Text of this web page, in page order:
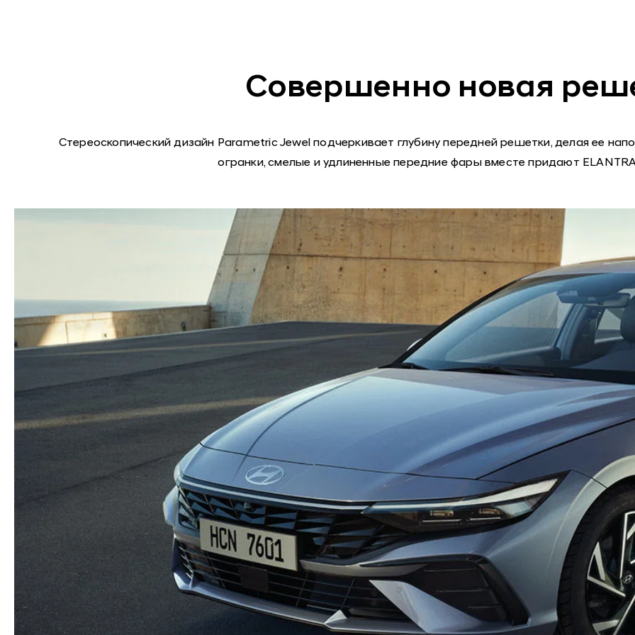
Совершенно новая
Стереоскопический дизайн Parametric Jewel подчеркивает глубину передней решетки, делая ее
огранки, смелые и удлиненные передние фары вместе придают